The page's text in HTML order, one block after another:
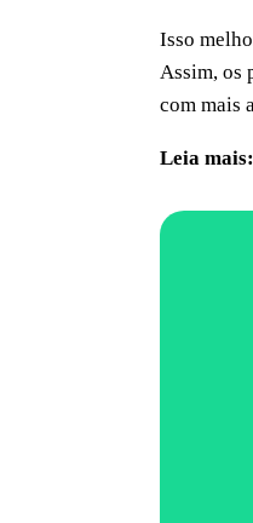
Isso
Assim, os
com mais
Leia mais: